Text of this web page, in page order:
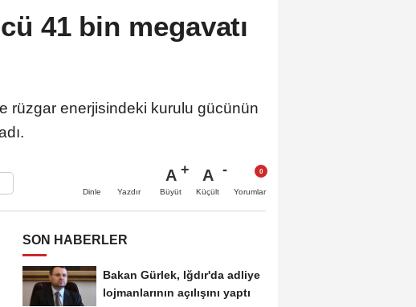
41 bin megavatı
rüzgar enerjisindeki kurulu gücünün
Dinle Yazdır
A
Büyüt
A
Küçült Yorumlar
SON HABERLER
Bakan Gürlek, Iğdır'da adliye
lojmanlarının açılışını yaptı